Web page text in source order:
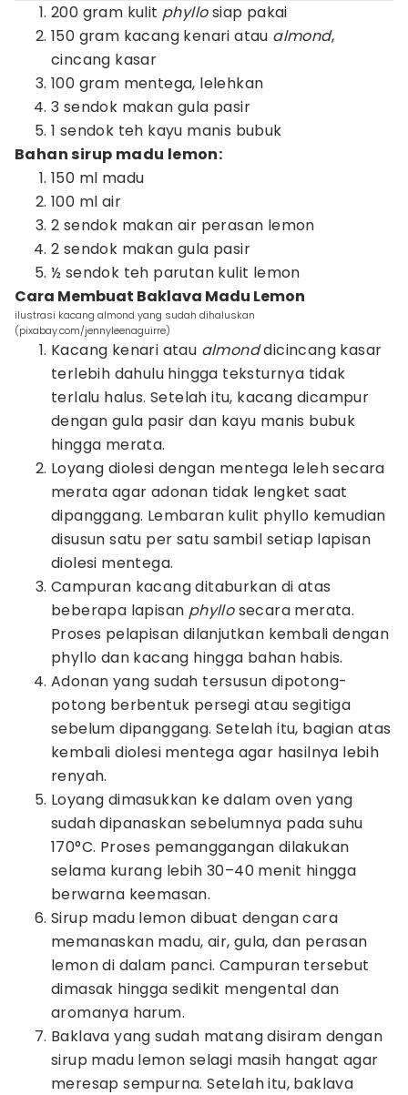
200 gram kulit phyllosiap pakai
150 gram kacang kenari atau almond,
cincang kasar
100 gram mentega, lelehkan
3 sendok makan gula pasir
1 sendok teh kayu manis bubuk
Bahan sirup madu lemon:
150 ml madu
100 ml air
2 sendok makan air perasan lemon
2 sendok makan gula pasir
½ sendok teh parutan kulit lemon
Cara Membuat Baklava Madu Lemon
ilustrasi kacang almond yang sudah dihaluskan
(pixabay.com/jennyleenaguirre)
Kacang kenari atau almonddicincang kasar
terlebih dahulu hingga teksturnya tidak
terlalu halus. Setelah itu, kacang dicampur
dengan gula pasir dan kayu manis bubuk
hingga merata.
Loyang diolesi dengan mentega leleh secara
merata agar adonan tidak lengket saat
dipanggang. Lembaran kulit phyllo kemudian
disusun satu per satu sambil setiap lapisan
diolesi mentega.
Campuran kacang ditaburkan di atas
beberapa lapisan phyllosecara merata.
Proses pelapisan dilanjutkan kembali dengan
phyllo dan kacang hingga bahan habis.
Adonan yang sudah tersusun dipotong-
potong berbentuk persegi atau segitiga
sebelum dipanggang. Setelah itu, bagian atas
kembali diolesi mentega agar hasilnya lebih
renyah.
Loyang dimasukkan ke dalam oven yang
sudah dipanaskan sebelumnya pada suhu
170°C. Proses pemanggangan dilakukan
selama kurang lebih 30–40 menit hingga
berwarna keemasan.
Sirup madu lemon dibuat dengan cara
memanaskan madu, air, gula, dan perasan
lemon di dalam panci. Campuran tersebut
dimasak hingga sedikit mengental dan
aromanya harum.
Baklava yang sudah matang disiram dengan
sirup madu lemon selagi masih hangat agar
meresap sempurna. Setelah itu, baklava